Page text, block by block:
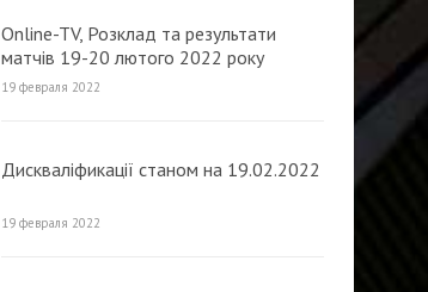
Online-TV, Розклад та результати
матчів 19-20 лютого 2022 року
(оновлюється)
19 февраля 2022
Дискваліфикації станом на 19.02.2022
19 февраля 2022